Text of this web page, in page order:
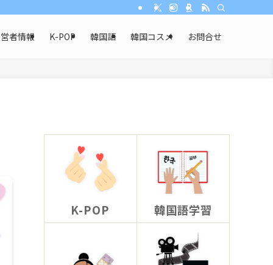
者情報 K-POP 韓国語 韓国コスメ お問合せ
K-POP 韓国語学習